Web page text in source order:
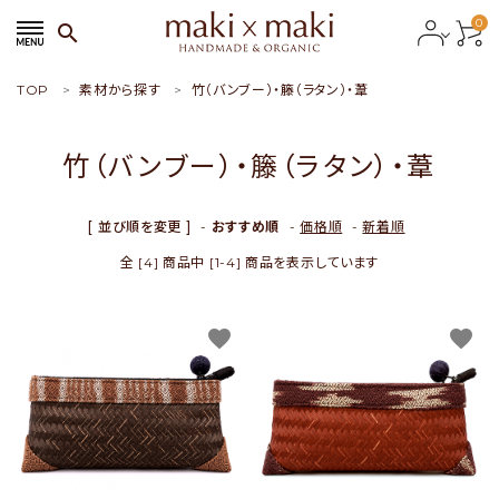
search 0
会員ログイン person 新規会員登録
おすすめ商品
新商品
TOP 素材から探す 竹（バンブー）・籐（ラタン）・葦
竹（バンブー）・籐（ラタン）・葦
[ 並び順を変更 ] - おすすめ順 -価格順 -新着順
全 [4] 商品中 [1-4] 商品を表示しています
favorite favorite